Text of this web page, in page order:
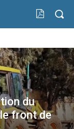
du
front de